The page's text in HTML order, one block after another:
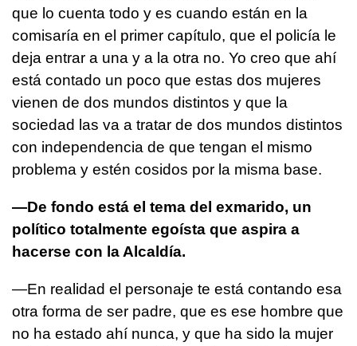
que lo cuenta todo y es cuando están en la
comisaría en el primer capítulo, que el policía le
deja entrar a una y a la otra no. Yo creo que ahí
está contado un poco que estas dos mujeres
vienen de dos mundos distintos y que la
sociedad las va a tratar de dos mundos distintos
con independencia de que tengan el mismo
problema y estén cosidos por la misma base.
—De fondo está el tema del exmarido, un
político totalmente egoísta que aspira a
hacerse con la Alcaldía.
—En realidad el personaje te está contando esa
otra forma de ser padre, que es ese hombre que
no ha estado ahí nunca, y que ha sido la mujer